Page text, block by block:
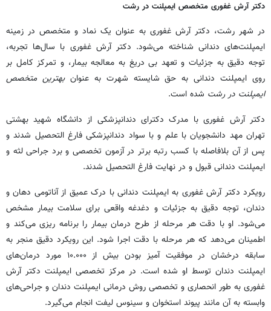
دکتر آرش غفوری متخصص ایمپلنت در رشت
در شهر رشت، دکتر آرش غفوری به عنوان یک نماد و متخصص در زمینه
ایمپلنت‌های دندانی شناخته می‌شود. دکتر آرش غفوری با سال‌ها تجربه،
توجه دقیق به جزئیات و تعهد بی دریغ به معالجه بیمار، و تمرکز کامل بر
روی ایمپلنت دندانی به حق شایسته شهرت به عنوان بهترین متخصص
ایمپلنت در رشت شده است.
دکتر آرش غفوری با مدرک دکترای دندانپزشکی از دانشگاه شهید بهشتی
تهران مهد دانشجویان با علم و با سواد دندانپزشکی فارغ التحصیل شدند و
پس از آن بلافاصله با کسب رتبه برتر در آزمون تخصصی و برد جراحی لثه و
ایمپلنت دندانی قبول و در نهایت فارغ التحصیل شدند.
رویکرد دکتر آرش غفوری به ایمپلنت دندانی با درک عمیق از آناتومی دهان و
دندان، توجه دقیق به جزئیات و دغدغه واقعی برای سلامت بیمار مشخص
می‌شود. او با دقت هر مرحله از طرح درمان بیمار را برنامه ریزی می‌کند و
اطمینان می‌دهد که هر مرحله با دقت اجرا شود. این رویکرد دقیق منجر به
سابقه درخشان در موفقیت آمیز بودن بیش از ۱۰.۰۰۰ مورد درمان‌های
ایمپلنت دندان توسط او شده است. در مرکز تخصصی ایمپلنت دکتر آرش
غفوری به طور انحصاری و تخصصی روش درمانی ایمپلنت دندان و جراحی‌های
وابسته به آن مانند پیوند استخوان و سینوس لیفت انجام می‌گیرد.